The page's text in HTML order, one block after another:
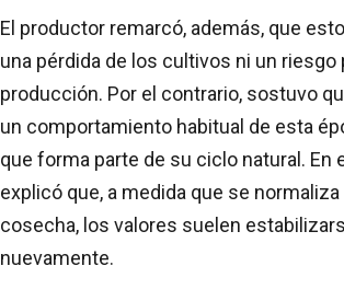
El productor remarcó, además, que
una pérdida de los cultivos ni un riesgo
producción. Por el contrario, sostuvo
un comportamiento habitual de esta
que forma parte de su ciclo natural. En
explicó que, a medida que se
cosecha, los valores suelen
nuevamente.